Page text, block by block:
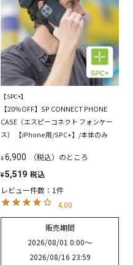
【SPC+】
【20％OFF】SP CONNECT PHONE
CASE（エスピーコネクト フォンケー
ス） 【iPhone用/SPC+】/本体のみ
¥6,900 （税込）のところ
¥5,519 税込
レビュー件数：1件
4.00
販売期間
2026/08/01 0:00〜
2026/08/16 23:59